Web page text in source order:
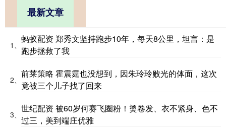
最新文章
1、
蚂蚁配资 郑秀文坚持跑步10年，每天8公里，坦言：是
跑步拯救了我
2、
前莱策略 霍震霆也没想到，因朱玲玲败光的体面，这次
竟被三个儿子找了回来
3、
世纪配资 被60岁何赛飞圈粉！烫卷发、衣不紧身、色不
过三，美到端庄优雅